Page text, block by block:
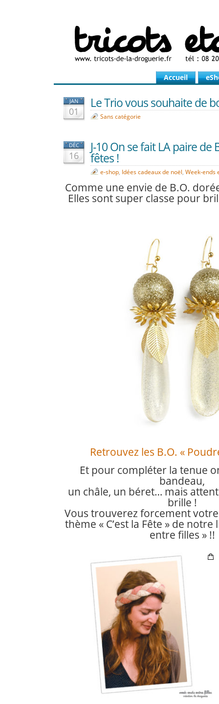
Accueil
JAN
01
Le Trio vous souhaite de
Sans catégorie
DÉC
16
J-10 On se fait LA paire de
fêtes !
e-shop, Idées cadeaux de noël, Week-ends
Comme une envie de B.O.
Elles sont super classe pour
Retrouvez les B.O. «
Et pour compléter la tenue
bandeau,
un châle, un béret… mais
brille !
Vous trouverez forcement
thème « C’est la Fête » de notre
entre filles » !!